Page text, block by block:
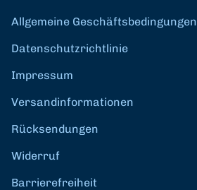
Allgemeine Geschäftsbedingungen
Datenschutzrichtlinie
Impressum
Versandinformationen
Rücksendungen
Widerruf
Barrierefreiheit